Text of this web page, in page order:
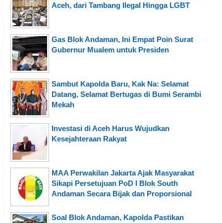
Aceh, dari Tambang Ilegal Hingga LGBT
Gas Blok Andaman, Ini Empat Poin Surat
Gubernur Mualem untuk Presiden
Sambut Kapolda Baru, Kak Na: Selamat
Datang, Selamat Bertugas di Bumi Serambi
Mekah
Investasi di Aceh Harus Wujudkan
Kesejahteraan Rakyat
MAA Perwakilan Jakarta Ajak Masyarakat
Sikapi Persetujuan PoD I Blok South
Andaman Secara Bijak dan Proporsional
Soal Blok Andaman, Kapolda Pastikan